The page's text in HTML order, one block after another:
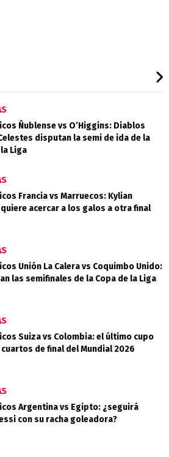
Ñublense vs O’Higgins: Diablos
disputan la semi de ida de la
Liga
Francia vs Marruecos: Kylian
acercar a los galos a otra final
Unión La Calera vs Coquimbo Unido:
las semifinales de la Copa de la Liga
Suiza vs Colombia: el último cupo
de final del Mundial 2026
Argentina vs Egipto: ¿seguirá
con su racha goleadora?